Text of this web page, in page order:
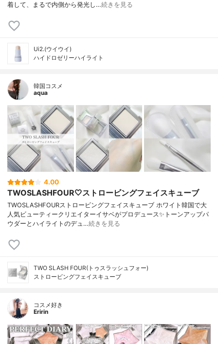
着して、まるで内側から発光し…続きを見る
Ui2.(ウイウイ)
ハイドロゼリーハイライト
韓国コスメ
aqua
4.00
TWOSLASHFOUR🤍ストロービングフェイスキューブ
TWOSLASHFOURストロービングフェイスキューブ ホワイト韓国で大
人気ビューティークリエイターイサベがプロデュース✨トーンアップパ
ウダーとハイライトのデュ…続きを見る
TWO SLASH FOUR(トゥスラッシュフォー)
ストロービングフェイスキューブ
コスメ好き
Eririn